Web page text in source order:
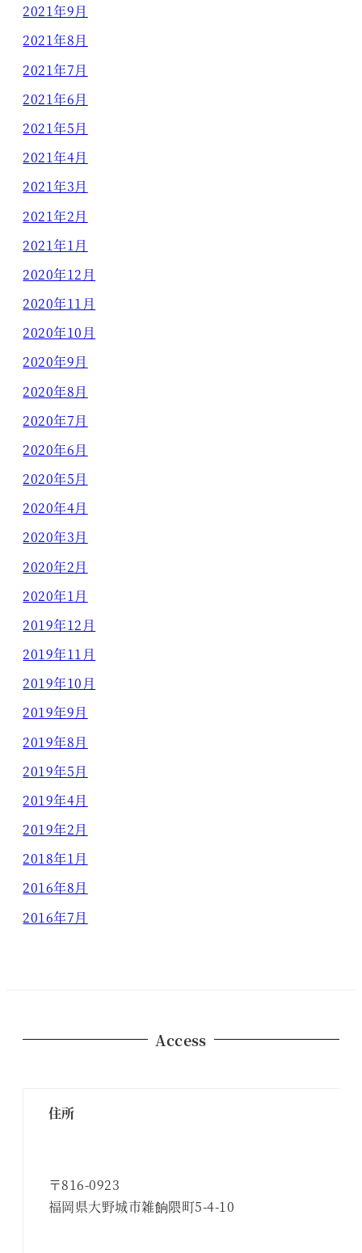
2021年9月
2021年8月
2021年7月
2021年6月
2021年5月
2021年4月
2021年3月
2021年2月
2021年1月
2020年12月
2020年11月
2020年10月
2020年9月
2020年8月
2020年7月
2020年6月
2020年5月
2020年4月
2020年3月
2020年2月
2020年1月
2019年12月
2019年11月
2019年10月
2019年9月
2019年8月
2019年5月
2019年4月
2019年2月
2018年1月
2016年8月
2016年7月
Access
住所
〒816-0923
福岡県大野城市雑餉隈町5-4-10